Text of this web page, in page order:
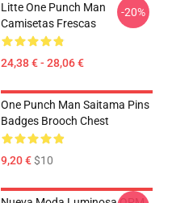
Litte One Punch Man
Camisetas Frescas
24,38 € - 28,06 €
-20%
One Punch Man Saitama Pins
Badges Brooch Chest
9,20 €$10